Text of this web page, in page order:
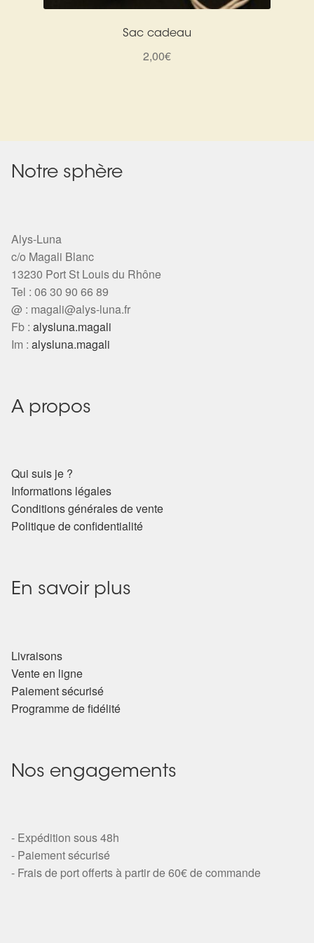
Sac cadeau
2,00€
Notre sphère
Alys-Luna
c/o Magali Blanc
13230 Port St Louis du Rhône
Tel : 06 30 90 66 89
@ : magali@alys-luna.fr
Fb : alysluna.magali
Im : alysluna.magali
A propos
Qui suis je ?
Informations légales
Conditions générales de vente
Politique de confidentialité
En savoir plus
Livraisons
Vente en ligne
Paiement sécurisé
Programme de fidélité
Nos engagements
- Expédition sous 48h
- Paiement sécurisé
- Frais de port offerts à partir de 60€ de commande